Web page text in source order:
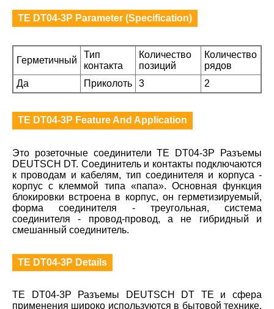
TE DT04-3P Parameter (Specification)
Герметичный
Тип
контакта
Количество
позиций
Количество
рядов
Да
Приколоть 3 2
TE DT04-3P Feature And Application
Это розеточные соединители TE DT04-3P Разъемы
DEUTSCH DT. Соединитель и контакты подключаются
к проводам и кабелям, тип соединителя и корпуса -
корпус с клеммой типа «папа». Основная функция
блокировки встроена в корпус, он герметизируемый,
форма соединителя - треугольная, система
соединителя - провод-провод, а не гибридный и
смешанный соединитель.
TE DT04-3P Details
TE DT04-3P Разъемы DEUTSCH DT TE и сфера
применения широко используются в бытовой технике,